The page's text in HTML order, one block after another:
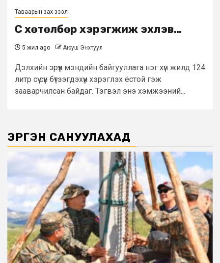
Таваарын зах зээл
Сүү хөтөлбөр хэрэгжиж эхлэв…
5 жил ago Аюуш Энхтуул
Дэлхийн эрүүл мэндийн байгууллага нэг хүн жилд 124
литр сүү сүүн бүтээгдэхүүн хэрэглэх ёстой гэж
зааварчилсан байдаг. Тэгвэл энэ хэмжээний...
ЭРГЭН САНУУЛАХАД